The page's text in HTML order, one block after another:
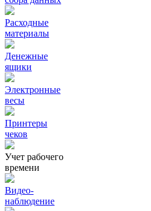
Расходные
материалы
Денежные
ящики
Электронные
весы
Принтеры
чеков
Учет рабочего
времени
Видео‑
наблюдение